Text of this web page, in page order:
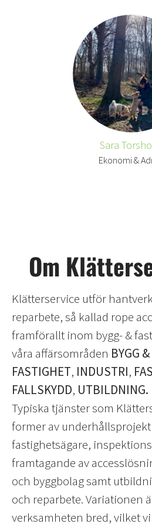
Sara
Ekonomi &
Om
Klätterservice utför
reparbete, så kallad rope
framförallt inom bygg- &
våra affärsområden BYGG &
FASTIGHET, INDUSTRI,
FALLSKYDD, UTBILDNING.
Typiska tjänster som
former av
fastighetsägare,
framtagande av
och byggbolag samt
och reparbete. Variationen
verksamheten bred, vilket